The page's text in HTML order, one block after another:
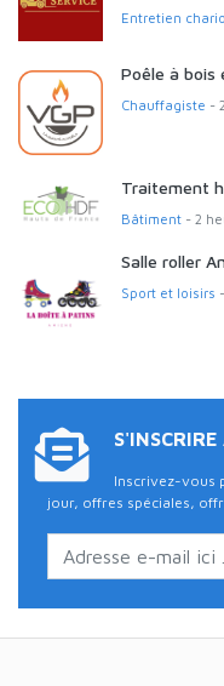
Entretien
Poêle à bois
Chauffagiste -
Traitement
Bâtiment- 2
Salle roller
Sport et loisirs
Inscrivez-vous
jour, offres spéciales,